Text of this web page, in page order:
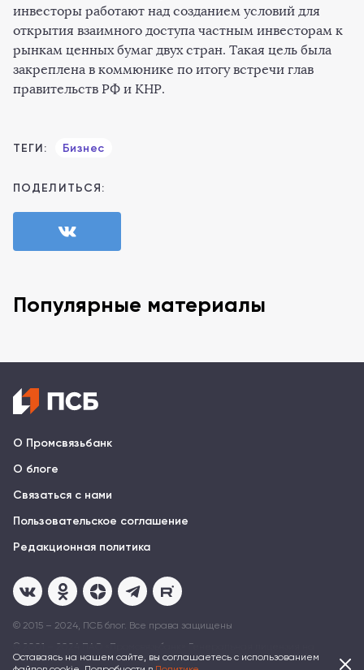
инвесторы работают над созданием условий для
открытия взаимного доступа частным инвесторам к
рынкам ценных бумаг двух стран. Такая цель была
закреплена в коммюнике по итогу встречи глав
правительств РФ и КНР.
ТЕГИ: Бизнес
ПОДЕЛИТЬСЯ:
Популярные материалы
О Промсвязьбанк
О блоге
Связаться с нами
Пользовательское соглашение
Редакционная политика
© 2015 – 2024, ПСБ блог. Все права защищены
© 2001 – 2024 ПAO «Промсвязьбанк» Генеральная лицензия на
осуществление банковских операций № 3251 от 17 декабря 2014
Оставаясь на нашем сайте, вы соглашаетесь с использованием